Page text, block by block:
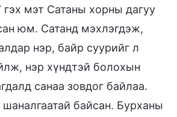
гэх мэт Сатаны хорны дагуу
юм. Сатанд мэхлэгдэж,
нэр, байр суурийг л
нэр хүндтэй болохын
санаа зовдог байлаа.
байсан. Бурханы